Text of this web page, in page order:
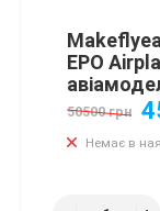
EPO
50500 грн
Немає в